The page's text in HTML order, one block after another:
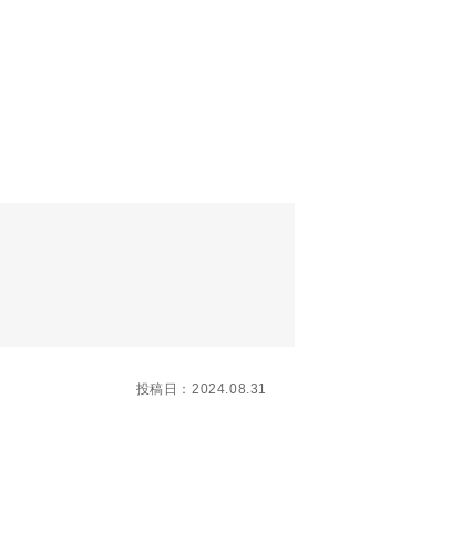
投稿日：2024.08.31